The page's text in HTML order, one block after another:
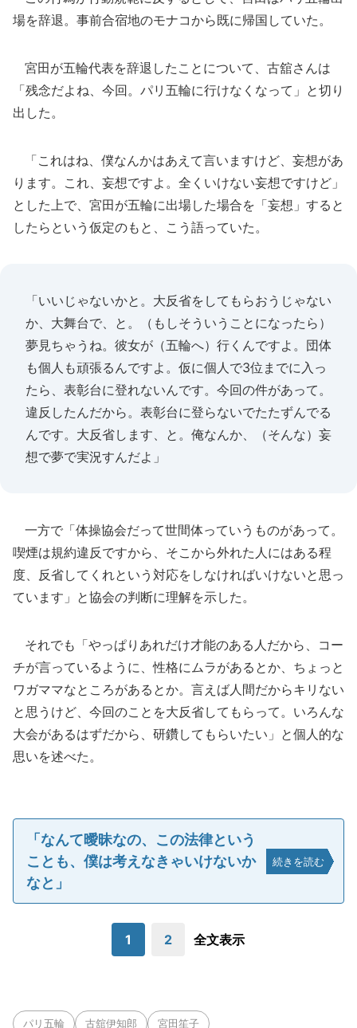
場を辞退。事前合宿地のモナコから既に帰国していた。
宮田が五輪代表を辞退したことについて、古舘さんは
「残念だよね、今回。パリ五輪に行けなくなって」と切り
出した。
「これはね、僕なんかはあえて言いますけど、妄想があ
ります。これ、妄想ですよ。全くいけない妄想ですけど」
とした上で、宮田が五輪に出場した場合を「妄想」すると
したらという仮定のもと、こう語っていた。
「いいじゃないかと。大反省をしてもらおうじゃない
か、大舞台で、と。（もしそういうことになったら）
夢見ちゃうね。彼女が（五輪へ）行くんですよ。団体
も個人も頑張るんですよ。仮に個人で3位までに入っ
たら、表彰台に登れないんです。今回の件があって。
違反したんだから。表彰台に登らないでたたずんでる
んです。大反省します、と。俺なんか、（そんな）妄
想で夢で実況すんだよ」
一方で「体操協会だって世間体っていうものがあって。
喫煙は規約違反ですから、そこから外れた人にはある程
度、反省してくれという対応をしなければいけないと思っ
ています」と協会の判断に理解を示した。
それでも「やっぱりあれだけ才能のある人だから、コー
チが言っているように、性格にムラがあるとか、ちょっと
ワガママなところがあるとか。言えば人間だからキリない
と思うけど、今回のことを大反省してもらって。いろんな
大会があるはずだから、研鑽してもらいたい」と個人的な
思いを述べた。
「なんて曖昧なの、この法律という
ことも、僕は考えなきゃいけないか
なと」
続きを読む
1 2 全文表示
パリ五輪 古舘伊知郎 宮田笙子